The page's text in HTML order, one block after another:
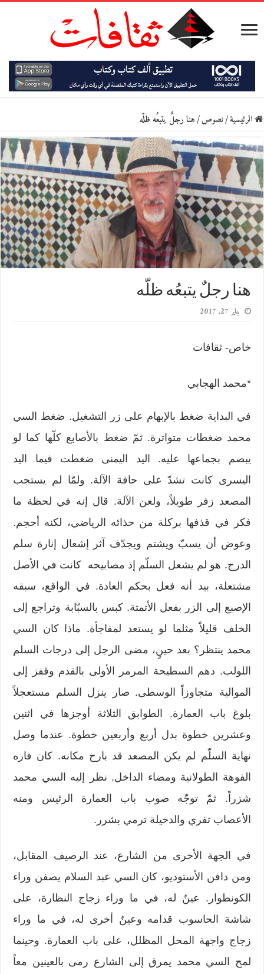
الرئيسية/نصوص/هنا رجلٌ يتبعُه ظلّه
هنا رجلٌ يتبعُه ظلّه
يناير 27, 2017
خاص- ثقافات
*محمد الهجابي
في البداية ضغط بالإبهام على زر التشغيل. ضغط السي
محمد ضغطات متواترة. ثمّ ضغط بالأصابع كلّها كما لو
يبصم بجماعها عليه. اليد اليمنى ضغطت فيما اليد
اليسرى كانت تشدّ على حافة الآلة. ولمّا لم يستجب
المصعد زفر طويلاً، ولعن الآلة. قال إنه في لحظة ما
فكر في قذفها بركلة من حذائه الرياضي، لكنه أحجم.
وعوض أن يسبّ ويشتم ويجدّف آثر إشعال إنارة سلم
الدرج. هو لم يشعل السلّم إذ مصابيحه كانت في الأصل
مشتعلة، بيد أنه فعل بحكم العادة. في الواقع، سبقه
الإصبع إلى الزر بفعل الأتمتة. كبس بالسبّابة وتراجع إلى
الخلف قليلاً مثلما لو يستعد لمفاجأة. ماذا كان السي
محمد ينتظر؟ بعد حينٍ، مضى الرجل إلى درجات السلم
اللولب. دهم السطيحة المرمر الأولى بالقدم وقفز إلى
الموالية متجاوزاً الوسطى. صار ينزل السلم مستعجلاً
بلوغ باب العمارة. الطوابق الثلاثة أوجزها في اثنين
وعشرين خطوة بدل أربع وأربعين خطوة. عندما وصل
نهاية السلّم لم يكن المصعد قد بارح مكانه. كان فاره
الفوهة الطولانية ومضاء الداخل. نظر إليه السي محمد
شزراً. ثمّ توجّه صوب باب العمارة الرئيس ومنه
الأعصاب تفري والدخيلة ترمي بشرر.
في الجهة الأخرى من الشارع، عند الرصيف المقابل،
ومن دافن الأستوديو، كان السي عبد السلام يصفن وراء
الكونطوار. عينٌ له، في ما وراء زجاج النظارة، على
شاشة الحاسوب قدامه وعينٌ أخرى له، في ما وراء
زجاج واجهة المحل المظلل، على باب العمارة. وحينما
لمح السي محمد يمرق إلى الشارع رمى بالعينين معاً